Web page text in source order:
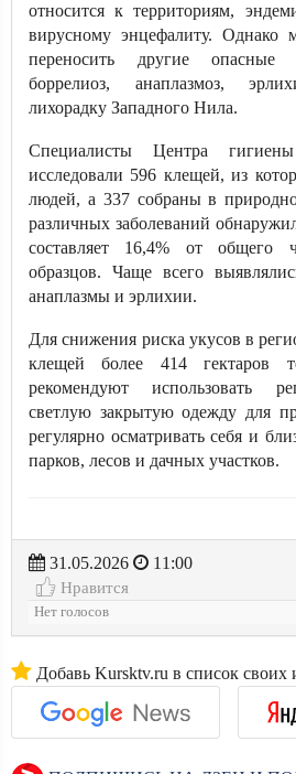
относится к территориям,
вирусному энцефалиту. Однако
переносить другие опасные
боррелиоз, анаплазмоз,
лихорадку Западного Нила.
Специалисты Центра
исследовали 596 клещей, из
людей, а 337 собраны в
различных заболеваний
составляет 16,4% от общего
образцов. Чаще всего
анаплазмы и эрлихии.
Для снижения риска укусов в
клещей более 414 гектаров
рекомендуют использовать
светлую закрытую одежду для
регулярно осматривать себя и
парков, лесов и дачных участков.
31.05.2026
11:00
Нравится
Нет голосов
Добавь Kursktv.ru в список своих